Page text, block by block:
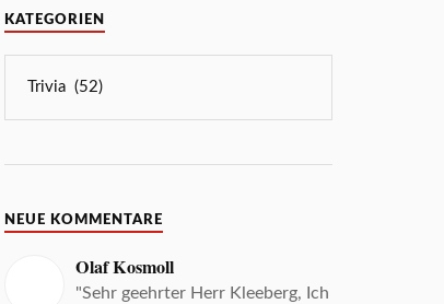
KATEGORIEN
NEUE KOMMENTARE
Olaf Kosmoll
"Sehr geehrter Herr Kleeberg, Ich